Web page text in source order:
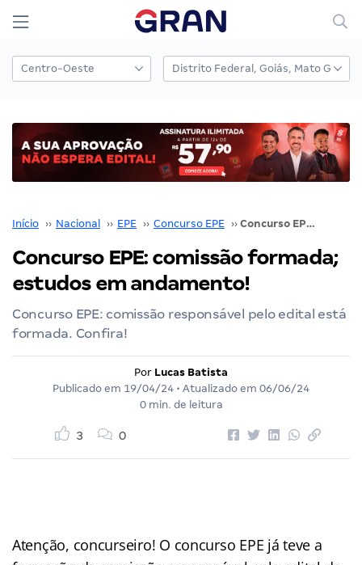
Início ›› Nacional ›› EPE ›› Concurso EPE ›› Concurso EPE: comissão formada; estudos em andamento!
Concurso EPE: comissão formada;
estudos em andamento!
Concurso EPE: comissão responsável pelo edital está
formada. Confira!
Por Lucas Batista
Publicado em 19/04/24 • Atualizado em 06/06/24
0 min. de leitura
3 0
Atenção, concurseiro! O concurso EPE já teve a